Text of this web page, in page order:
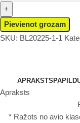
Pievienot grozam
SKU: BL20225-1-1
APRAKSTS
Apraksts
* Ražots no avio